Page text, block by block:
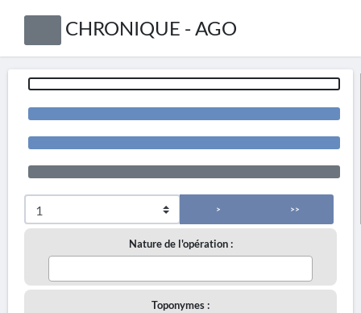
CHRONIQUE - AGO
> >>
Nature de l'opération :
Toponymes :